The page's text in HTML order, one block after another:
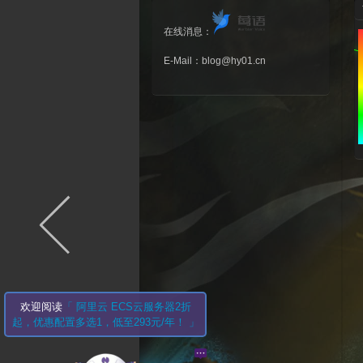
在线消息：
E-Mail： blog@hy01.cn
欢迎阅读「 阿里云 ECS云服务器2折
起，优惠配置多选1，低至293元/年！ 」